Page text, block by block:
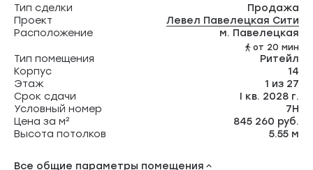
Тип сделки
Продажа
Проект
Левел Павелецкая Сити
Расположение
м. Павелецкая
от 20 мин
Тип помещения
Ритейл
Корпус
14
Этаж
1 из 27
Срок сдачи
I кв. 2028 г.
Условный номер
7Н
Цена за м²
845 260 руб.
Высота потолков
5.55 м
Все общие параметры помещения